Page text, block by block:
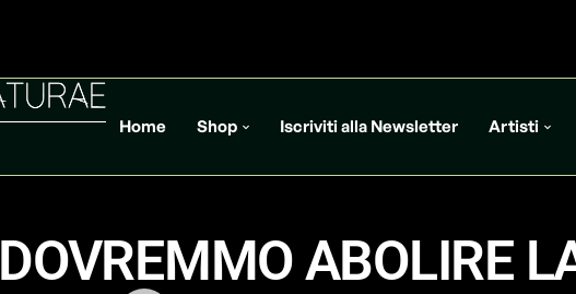
Home Shop Iscriviti alla Newsletter Artisti
DOVREMMO ABOLIRE